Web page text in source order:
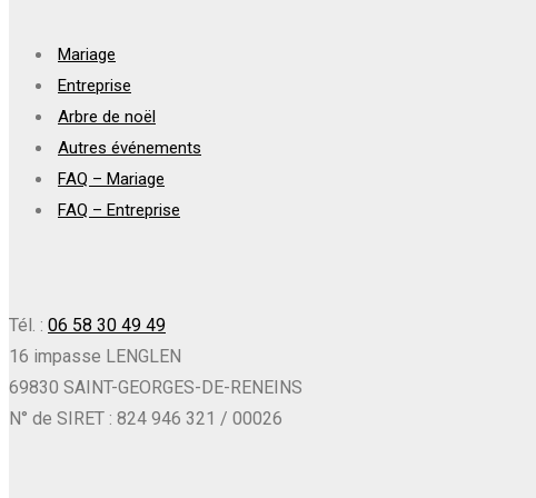
Mariage
Entreprise
Arbre de noël
Autres événements
FAQ – Mariage
FAQ – Entreprise
Tél. : 06 58 30 49 49
16 impasse LENGLEN
69830 SAINT-GEORGES-DE-RENEINS
N° de SIRET : 824 946 321 / 00026